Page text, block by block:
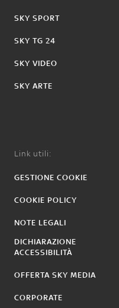
SKY SPORT
SKY TG 24
SKY VIDEO
SKY ARTE
Link utili:
GESTIONE COOKIE
COOKIE POLICY
NOTE LEGALI
DICHIARAZIONE
ACCESSIBILITÀ
OFFERTA SKY MEDIA
CORPORATE